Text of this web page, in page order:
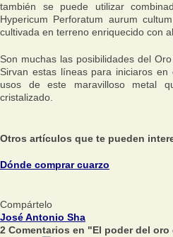
también se puede utilizar
Hypericum Perforatum aurum
cultivada en terreno enriquecido con
Son muchas las posibilidades del
Sirvan estas líneas para iniciaros
usos de este maravilloso metal
cristalizado.
Otros artículos que te pueden
Dónde comprar cuarzo
Compártelo
José Antonio Sha
2 Comentarios en "El poder del